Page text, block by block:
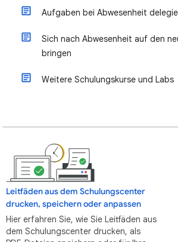
Aufgaben bei Abwesenheit
Sich nach Abwesenheit auf den
bringen
Weitere Schulungskurse und Labs
Leitfäden aus dem Schulungscenter
drucken, speichern oder anpassen
Hier erfahren Sie, wie Sie Leitfäden aus
dem Schulungscenter drucken, als